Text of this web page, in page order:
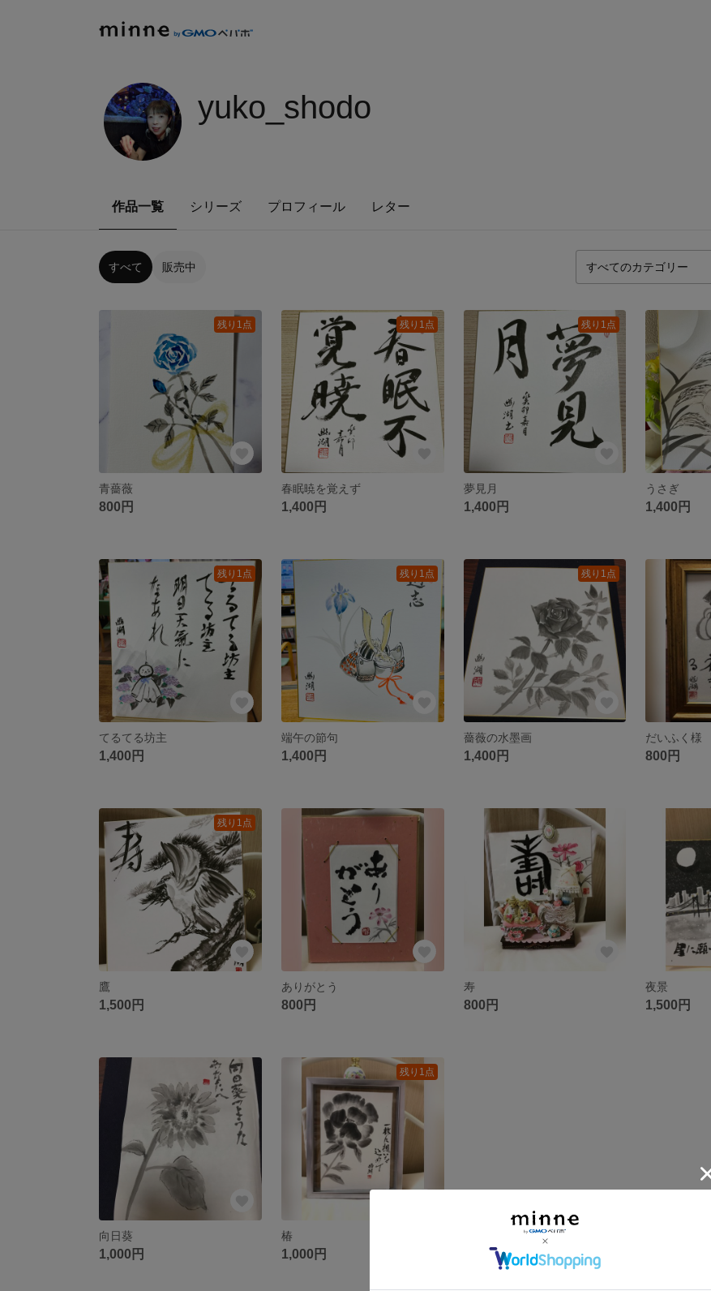
yuko_shodo
作品一覧 シリーズ プロフィール レター
すべて 販売中
残り1点
青薔薇
800円
残り1点
春眠暁を覚えず
1,400円
残り1点
夢見月
1,400円
うさぎ
1,400円
残り1点
てるてる坊主
1,400円
残り1点
端午の節句
1,400円
残り1点
薔薇の水墨画
1,400円
だいふく様
800円
残り1点
鷹
1,500円
ありがとう
800円
寿
800円
夜景
1,500円
向日葵
1,000円
残り1点
椿
1,000円